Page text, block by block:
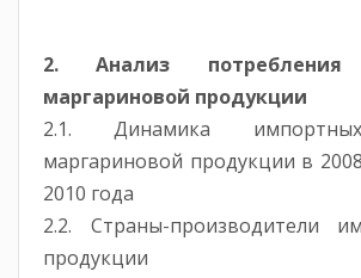
2. Анализ потребления
маргариновой продукции
2.1. Динамика
маргариновой продукции в
2010 года
2.2. Страны-производители
продукции